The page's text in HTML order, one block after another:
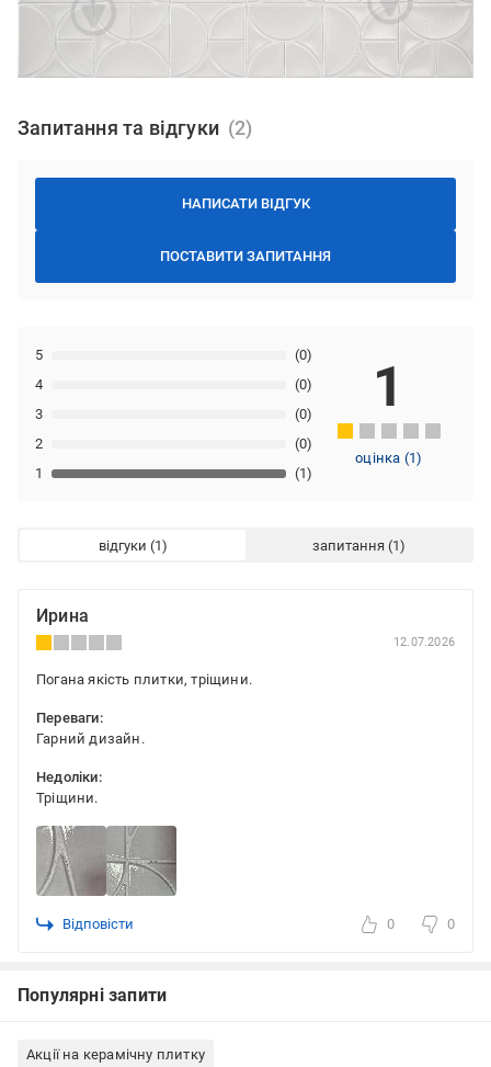
Запитання та відгуки
НАПИСАТИ ВІДГУК
ПОСТАВИТИ ЗАПИТАННЯ
1 (1)
2 (0)
3 (0)
4 (0)
5 (0)
1
оцінка (1)
відгуки запитання
Ирина
12.07.2026
Погана якість плитки, тріщини.
Переваги:
Гарний дизайн.
Недоліки:
Тріщини.
Відповісти 0 0
Популярні запити
Акції на керамічну плитку